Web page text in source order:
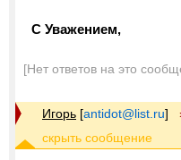
С Уважением,
[Нет ответов на это
Игорь [antidot@list.ru]